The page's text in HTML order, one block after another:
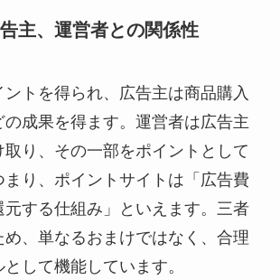
主、運営者との関係性
トを得られ、広告主は商品購入
成果を得ます。運営者は広告主
り、その一部をポイントとして
り、ポイントサイトは「広告費
元する仕組み」といえます。三者
め、単なるおまけではなく、合理
して機能しています。